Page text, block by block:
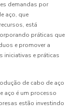
demandas por
aço, que
está
práticas que
e promover a
iniciativas e práticas
de cabo de aço
aço é um processo
estão investindo